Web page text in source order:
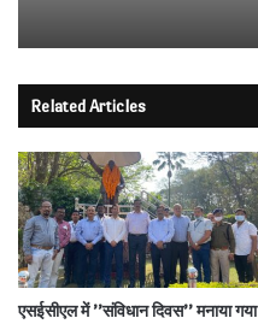
Related Articles
एसईसीएल में ’’संविधान दिवस’’ मनाया गया